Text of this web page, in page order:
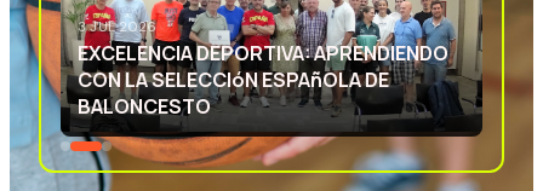
3 JUL 2026
EXCELENCIA DEPORTIVA: APRENDIENDO
CON LA SELECCIóN ESPAñOLA DE
BALONCESTO